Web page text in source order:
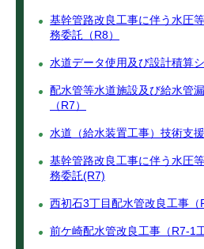
基幹管路改良工事に伴う水圧
務委託（R8）
水道データ使用及び設計積算
配水管等水道施設及び給水管
（R7）
水道（給水装置工事）技術支
基幹管路改良工事に伴う水圧
務委託(R7)
西初石3丁目配水管改良工事（
前ケ崎配水管改良工事（R7-1工